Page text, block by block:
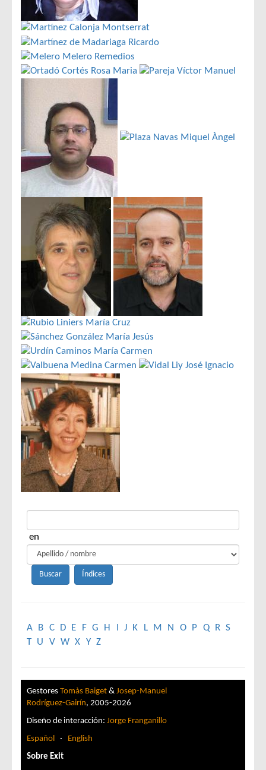
en
A B C D E F G H J K L M N O P Q R S
T U V W X Y Z
Gestores Tomàs Baiget & Josep-Manuel
Rodríguez-Gairín, 2005-2026
Diseño de interacción: Jorge Franganillo
Español
· English
Sobre Exit